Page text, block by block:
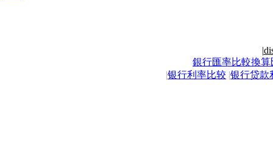
|
銀行匯率比較換算
|银行利率比较 |银行贷款